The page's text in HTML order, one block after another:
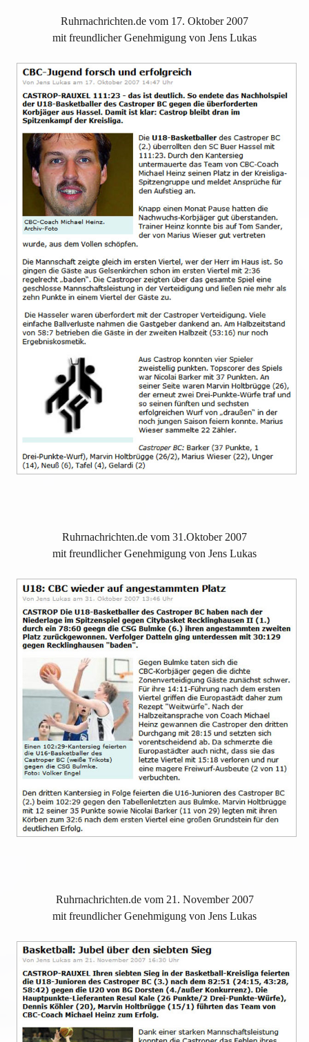
Ruhrnachrichten.de vom 17. Oktober 2007
mit freundlicher Genehmigung von Jens Lukas
Ruhrnachrichten.de vom 31.Oktober 2007
mit freundlicher Genehmigung von Jens Lukas
Ruhrnachrichten.de vom 21. November 2007
mit freundlicher Genehmigung von Jens Lukas